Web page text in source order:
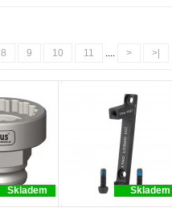
8 9 10 11 .... > >|
Skladem Skladem